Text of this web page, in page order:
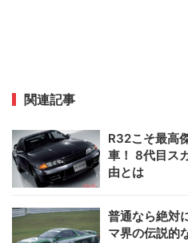
関連記事
R32こそ最高
車！ 8代目ス
由とは
普通なら絶対
マ界の伝説的